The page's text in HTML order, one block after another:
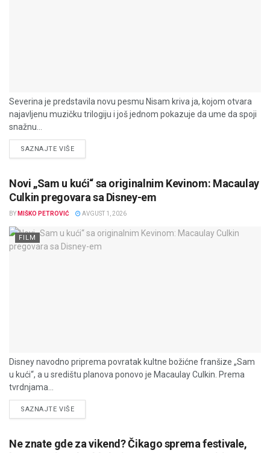
Severina je predstavila novu pesmu Nisam kriva ja, kojom otvara
najavljenu muzičku trilogiju i još jednom pokazuje da ume da spoji
snažnu...
SAZNAJTE VIŠEDETAILS
Novi „Sam u kući“ sa originalnim Kevinom: Macaulay
Culkin pregovara sa Disney-em
BY MIŠKO PETROVIĆ AVGUST 1, 2026
FILM
Disney navodno priprema povratak kultne božićne franšize „Sam
u kući“, a u središtu planova ponovo je Macaulay Culkin. Prema
tvrdnjama...
SAZNAJTE VIŠEDETAILS
Ne znate gde za vikend? Čikago sprema festivale,